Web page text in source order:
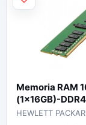
Memoria RAM
(1x16GB)-
P00920-B21
HEWLETT